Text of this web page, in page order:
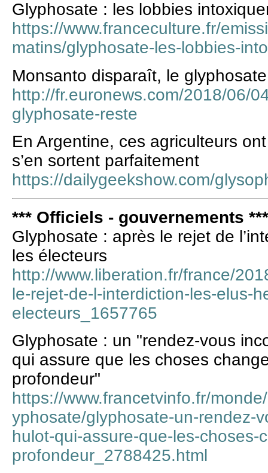
Glyphosate : les lobbies
https://www.franceculture.fr/
matins/glyphosate-les-lobbies-
Monsanto disparaît, le
http://fr.euronews.com/2018/06/
glyphosate-reste
En Argentine, ces agriculteurs
s’en sortent parfaitement
https://dailygeekshow.com/
*** Officiels - gouvernements ***
Glyphosate : après le rejet de
les électeurs
http://www.liberation.fr/france/
le-rejet-de-l-interdiction-les-elus-
electeurs_1657765
Glyphosate : un "rendez-vous
qui assure que les choses
profondeur"
https://www.francetvinfo.fr/
yphosate/glyphosate-un-rendez-
hulot-qui-assure-que-les-
profondeur_2788425.html